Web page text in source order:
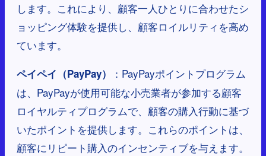
します。これにより、顧客一人ひとりに合わせたシ
ョッピング体験を提供し、顧客ロイルリティを高め
ています。
ペイペイ（PayPay）
：PayPayポイントプログラム
は、PayPayが使用可能な小売業者が参加する顧客
ロイヤルティプログラムで、顧客の購入行動に基づ
いたポイントを提供します。これらのポイントは、
顧客にリピート購入のインセンティブを与えます。